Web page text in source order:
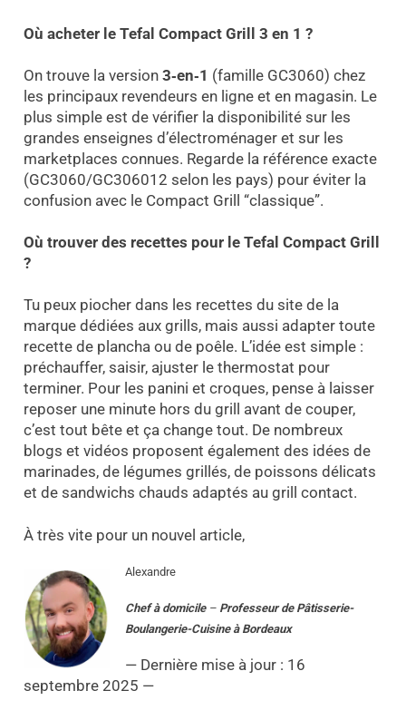
Où acheter le Tefal Compact Grill 3 en 1 ?
On trouve la version 3‑en‑1 (famille GC3060) chez
les principaux revendeurs en ligne et en magasin. Le
plus simple est de vérifier la disponibilité sur les
grandes enseignes d’électroménager et sur les
marketplaces connues. Regarde la référence exacte
(GC3060/GC306012 selon les pays) pour éviter la
confusion avec le Compact Grill “classique”.
Où trouver des recettes pour le Tefal Compact Grill
?
Tu peux piocher dans les recettes du site de la
marque dédiées aux grills, mais aussi adapter toute
recette de plancha ou de poêle. L’idée est simple :
préchauffer, saisir, ajuster le thermostat pour
terminer. Pour les panini et croques, pense à laisser
reposer une minute hors du grill avant de couper,
c’est tout bête et ça change tout. De nombreux
blogs et vidéos proposent également des idées de
marinades, de légumes grillés, de poissons délicats
et de sandwichs chauds adaptés au grill contact.
À très vite pour un nouvel article,
Alexandre
Chef à domicile– Professeur de Pâtisserie-
Boulangerie-Cuisine à Bordeaux
— Dernière mise à jour : 16
septembre 2025 —